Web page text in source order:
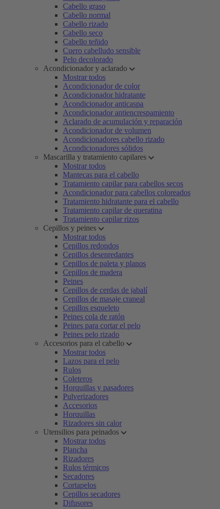
Cabello graso
Cabello normal
Cabello rizado
Cabello seco
Cabello teñido
Cuero cabelludo sensible
Pelo decolorado
Acondicionador y aclarado
Mostrar todos
Acondicionador de color
Acondicionador hidratante
Acondicionador anticaspa
Acondicionador antiencrespamiento
Aclarado de acumulación y reparación
Acondicionador de volumen
Acondicionadores cabello rizado
Acondicionadores sólidos
Mascarilla y tratamiento capilares
Mostrar todos
Mantecas para el cabello
Tratamiento capilar para cabellos secos
Acondicionador para cabellos coloreados
Tratamiento hidratante para el cabello
Tratamiento capilar de queratina
Tratamiento capilar rizos
Cepillos y peines
Mostrar todos
Cepillos redondos
Cepillos desenredantes
Cepillos de paleta y planos
Cepillos de madera
Peines
Cepillos de cerdas de jabalí
Cepillos de masaje craneal
Cepillos esqueleto
Peines cola de ratón
Peines para cortar el pelo
Peines pelo rizado
Accesorios para el cabello
Mostrar todos
Lazos para el pelo
Rulos
Coleteros
Horquillas y pasadores
Pulverizadores
Accesorios
Horquillas
Rizadores sin calor
Utensilios para peinados
Mostrar todos
Plancha
Rizadores
Rulos térmicos
Secadores
Cortapelos
Cepillos secadores
Difusores